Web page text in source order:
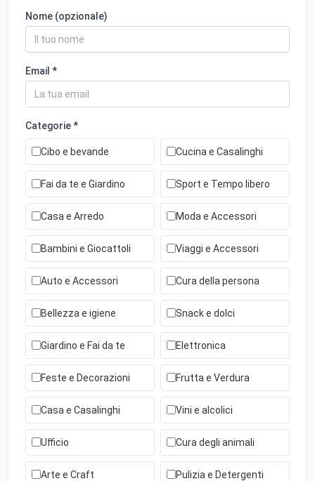
Nome (opzionale)
Email *
Categorie *
Cibo e bevande Cucina e Casalinghi
Fai da te e Giardino Sport e Tempo libero
Casa e Arredo Moda e Accessori
Bambini e Giocattoli Viaggi e Accessori
Auto e Accessori Cura della persona
Bellezza e igiene Snack e dolci
Giardino e Fai da te Elettronica
Feste e Decorazioni Frutta e Verdura
Casa e Casalinghi Vini e alcolici
Ufficio Cura degli animali
Arte e Craft Pulizia e Detergenti